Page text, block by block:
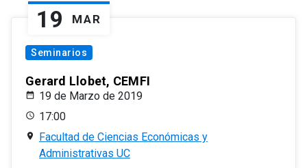
19 MAR
Seminarios
Gerard Llobet, CEMFI
19 de Marzo de 2019
17:00
Facultad de Ciencias Económicas y
Administrativas UC